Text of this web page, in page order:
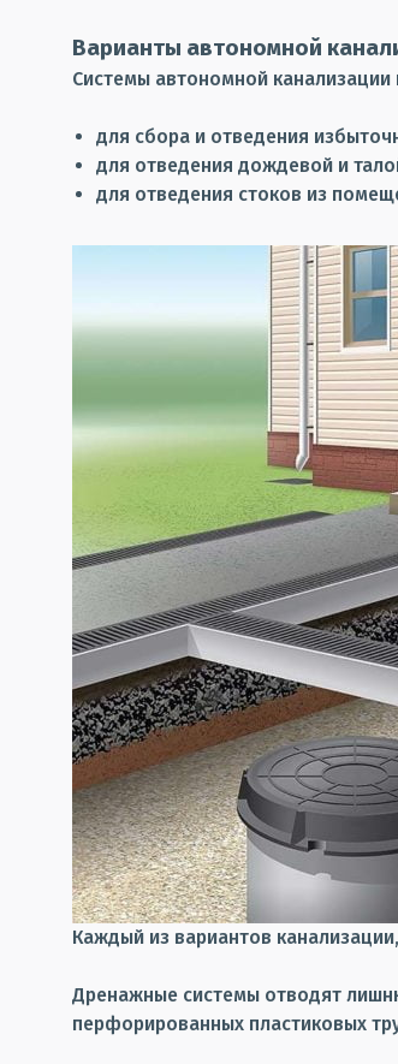
Варианты автономной
Системы автономной
для сбора и отведения
для отведения дождевой и
для отведения стоков из
Каждый из вариантов
Дренажные системы отводят
перфорированных пластиковых